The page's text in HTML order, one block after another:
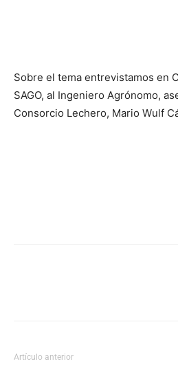
Sobre el tema entrevistamos en
SAGO, al Ingeniero Agrónomo,
Consorcio Lechero, Mario Wulf
Artículo anterior